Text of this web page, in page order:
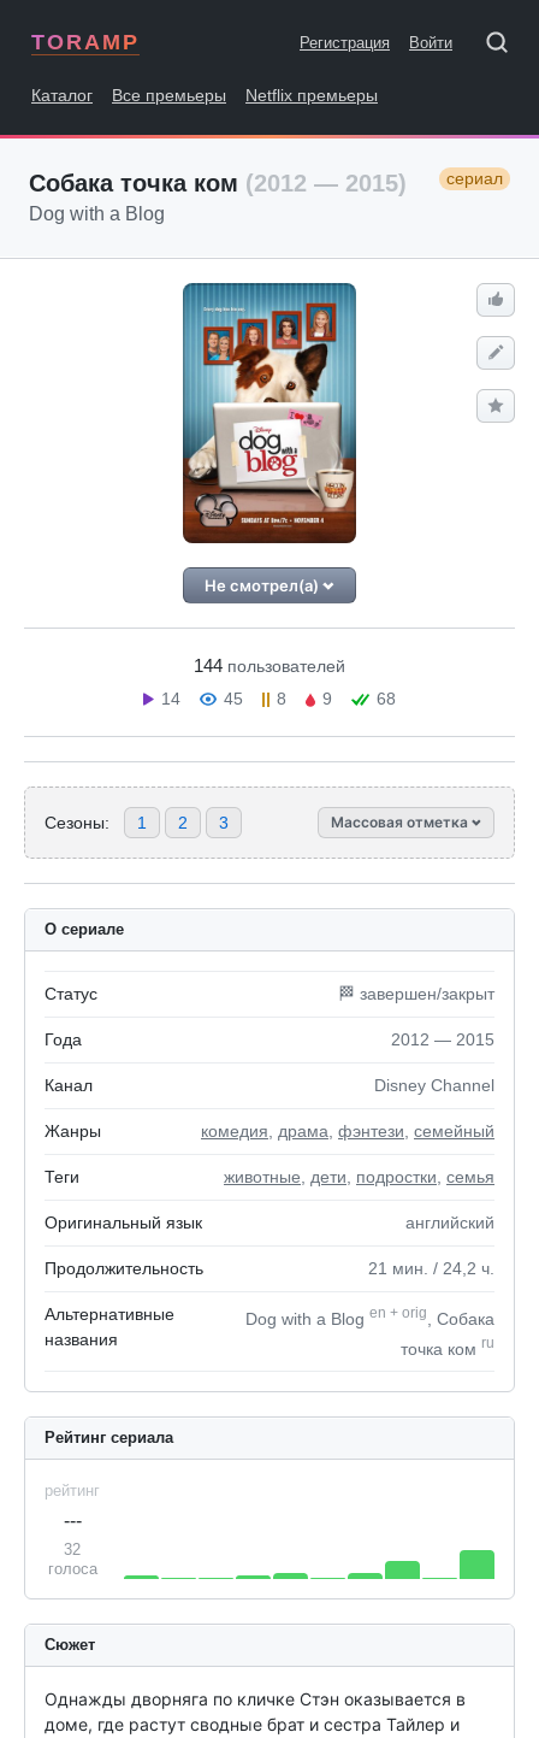
TORAMP Регистрация Войти
Каталог Все премьеры Netflix премьеры
Собака точка ком (2012 — 2015) сериал
Dog with a Blog
Не смотрел(а)
144 пользователей
14
45 8 9 68
Сезоны: 1 2 3 Массовая отметка
О сериале
Статус 🏁 завершен/закрыт
Года 2012 — 2015
Канал Disney Channel
Жанры комедия драма фэнтези семейный
Теги животные дети подростки семья
Оригинальный язык английский
Продолжительность 21 мин. / 24,2 ч.
Альтернативные
названия
Dog with a Blog en + orig
, Собака
точка ком ru
Рейтинг сериала
рейтинг
---
32
голоса
Сюжет
Однажды дворняга по кличке Стэн оказывается в
доме, где растут сводные брат и сестра Тайлер и